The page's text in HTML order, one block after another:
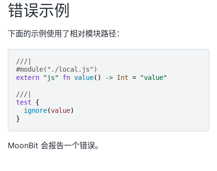
错误示例
下面的示例使用了相对模块路径：
///|
#module("./local.js")
extern
"js" fn value() -> Int = "value"
///|
test
{
ignore(value)
}
MoonBit 会报告一个错误。